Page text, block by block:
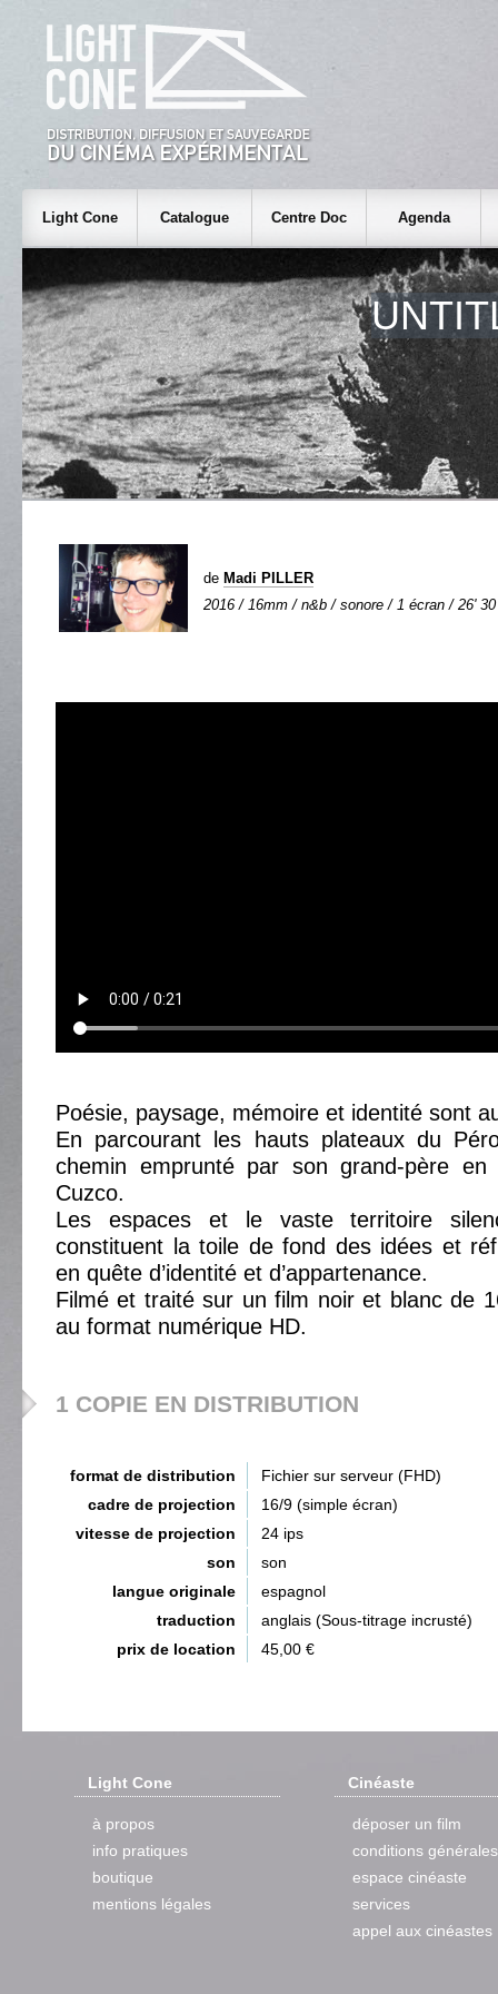
Light Cone Catalogue Centre Doc Agenda
de Madi PILLER
2016 / 16mm / n&b / sonore / 1 écran / 26' 30
Poésie, paysage, mémoire et identité sont
En parcourant les hauts plateaux du
chemin emprunté par son grand-père
Cuzco.
Les espaces et le vaste territoire
constituent la toile de fond des idées et
en quête d’identité et d’appartenance.
Filmé et traité sur un film noir et blanc de
au format numérique HD.
1 COPIE EN DISTRIBUTION
format de distribution
Fichier sur serveur (FHD)
cadre de projection
16/9 (simple écran)
vitesse de projection
24 ips
son
son
langue originale
espagnol
traduction
anglais (Sous-titrage incrusté)
prix de location
45,00 €
Light Cone
à propos
info pratiques
boutique
mentions légales
Cinéaste
déposer un film
conditions générales
espace cinéaste
services
appel aux cinéastes